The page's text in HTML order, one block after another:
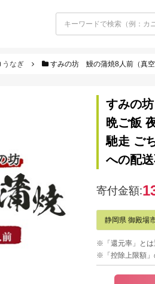
うなぎ すみの坊 鰻の蒲焼8人前（真空パック8枚）｜うな
すみの
晩ご飯
馳走 ご
への配
寄付金額:
静岡県 御殿場
※「還元率」とは
※「控除上限額」